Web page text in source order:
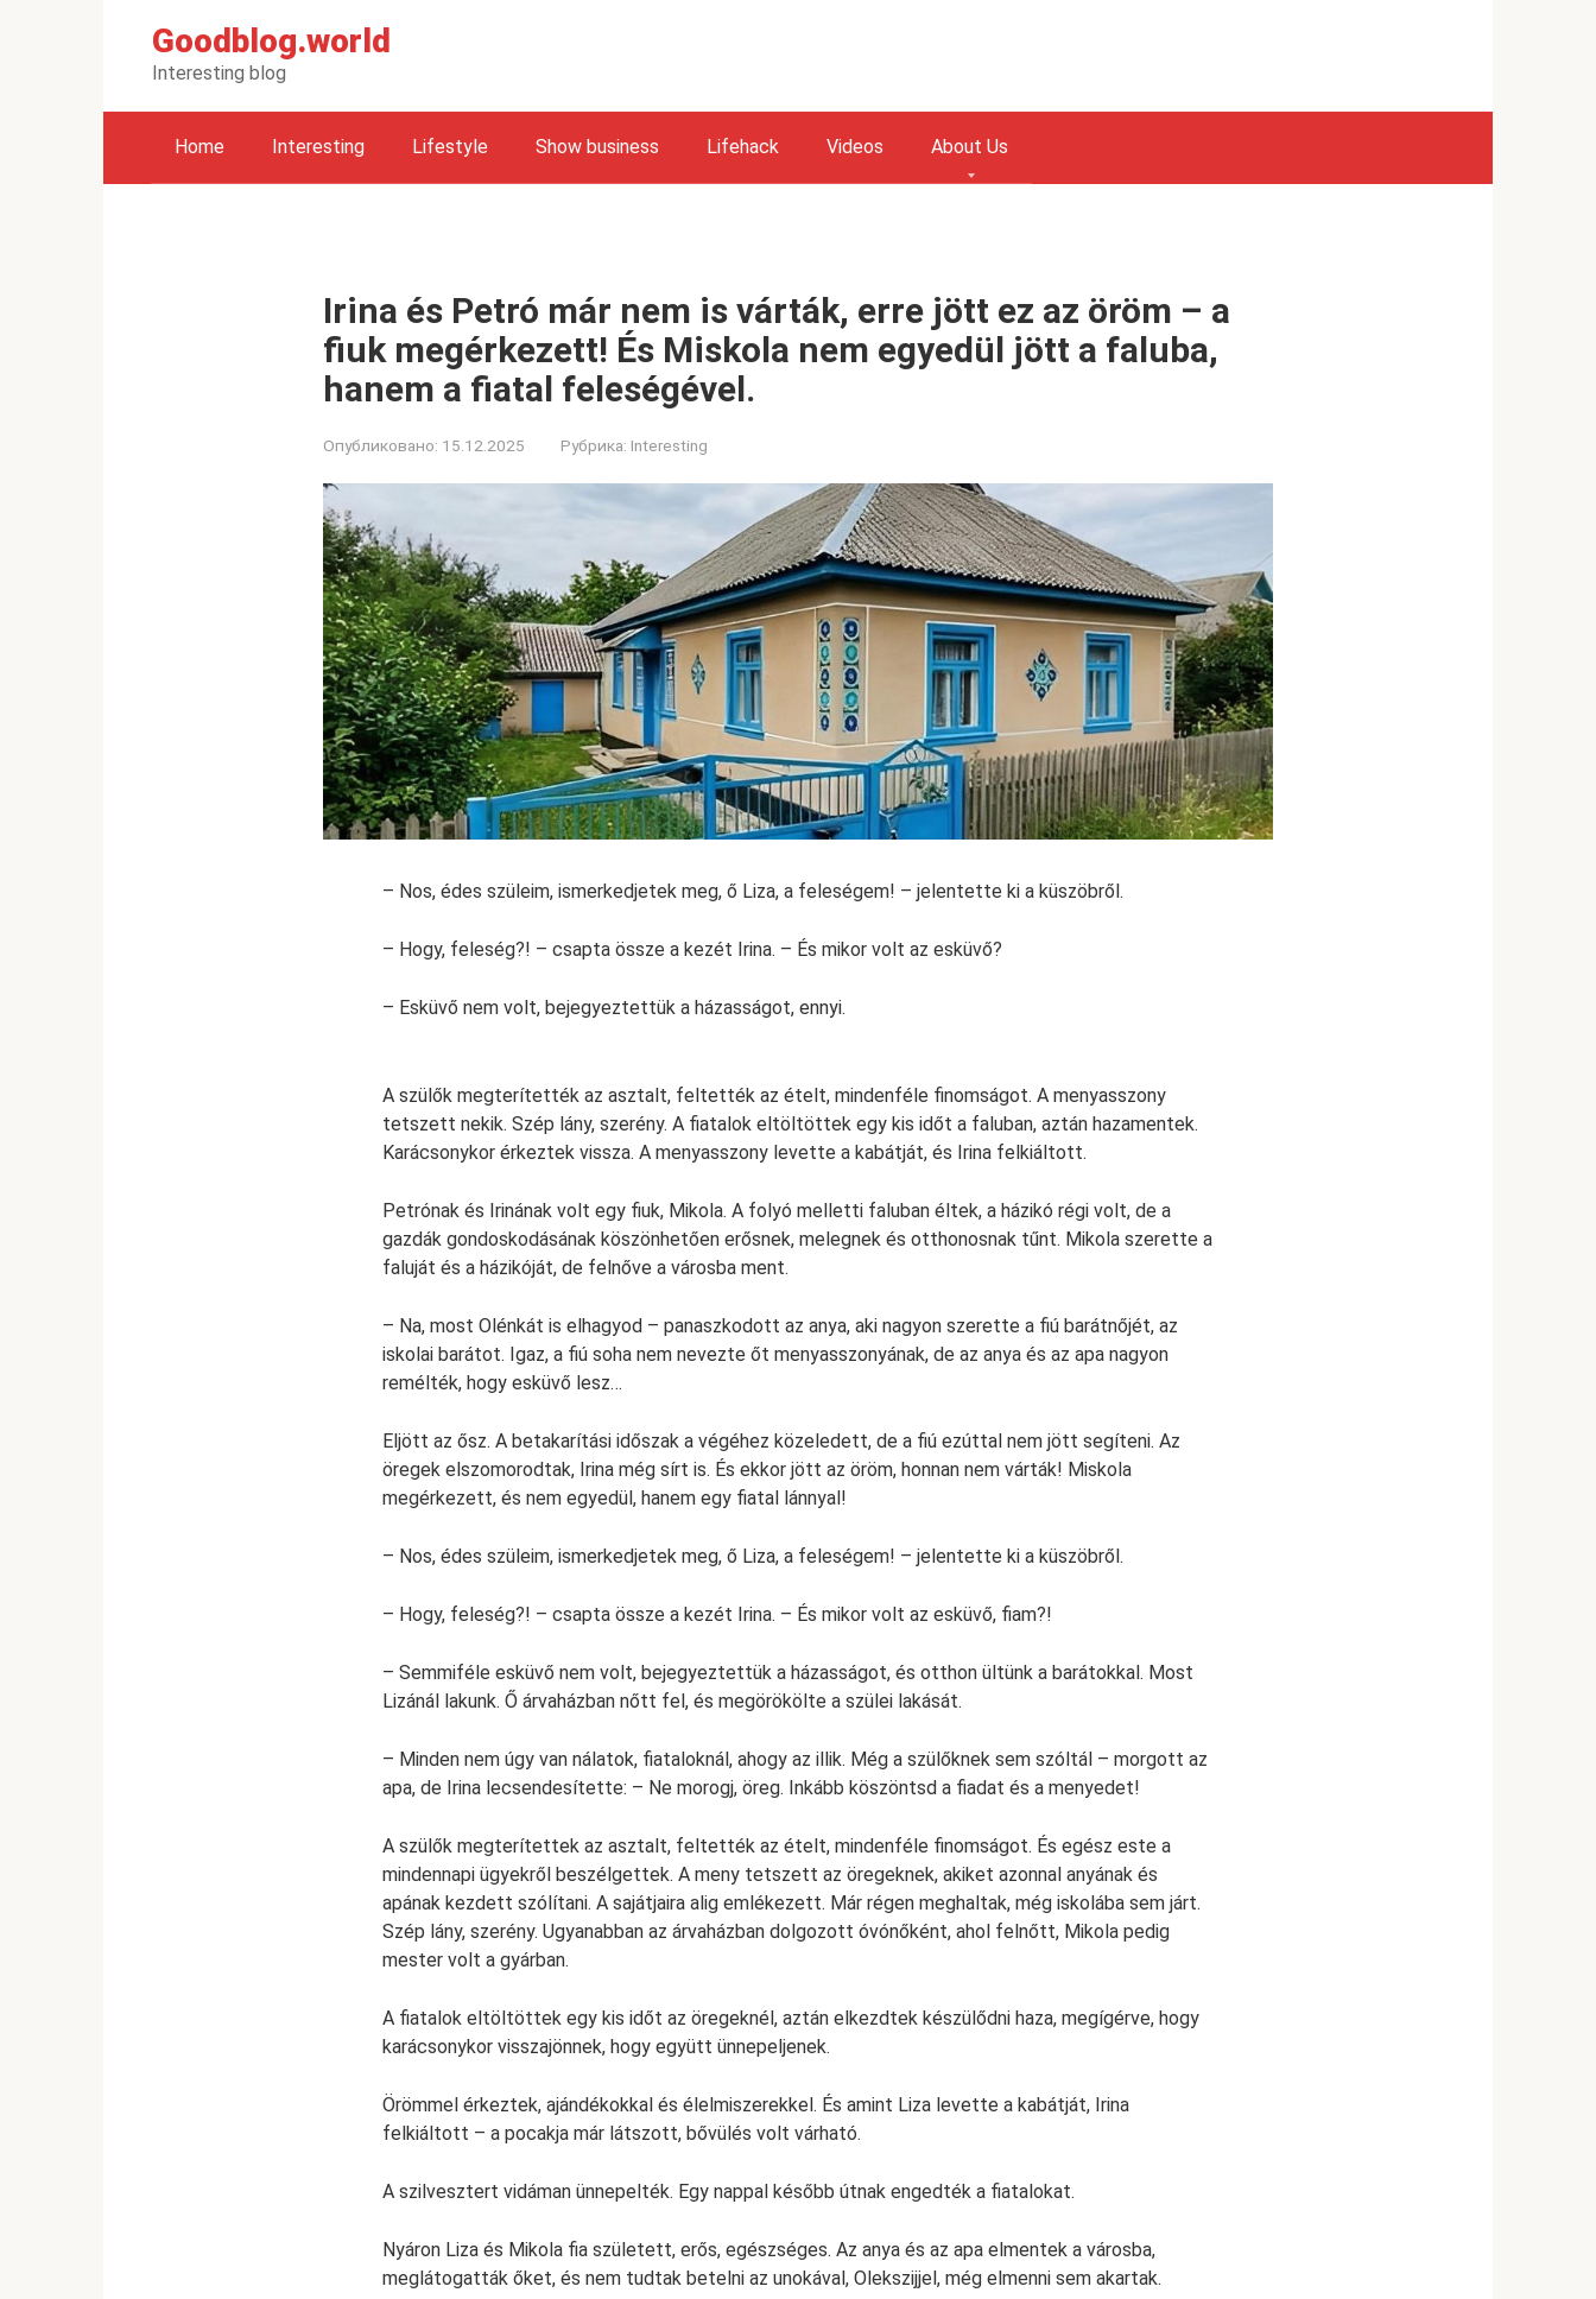
Goodblog.world
Interesting blog
Home Interesting Lifestyle Show business Lifehack Videos About Us
Irina és Petró már nem is várták, erre jött ez az öröm – a
fiuk megérkezett! És Miskola nem egyedül jött a faluba,
hanem a fiatal feleségével.
Опубликовано: 15.12.2025 Рубрика: Interesting
– Nos, édes szüleim, ismerkedjetek meg, ő Liza, a feleségem! – jelentette ki a küszöbről.
– Hogy, feleség?! – csapta össze a kezét Irina. – És mikor volt az esküvő?
– Esküvő nem volt, bejegyeztettük a házasságot, ennyi.
A szülők megterítették az asztalt, feltették az ételt, mindenféle finomságot. A menyasszony
tetszett nekik. Szép lány, szerény. A fiatalok eltöltöttek egy kis időt a faluban, aztán hazamentek.
Karácsonykor érkeztek vissza. A menyasszony levette a kabátját, és Irina felkiáltott.
Petrónak és Irinának volt egy fiuk, Mikola. A folyó melletti faluban éltek, a házikó régi volt, de a
gazdák gondoskodásának köszönhetően erősnek, melegnek és otthonosnak tűnt. Mikola szerette a
faluját és a házikóját, de felnőve a városba ment.
– Na, most Olénkát is elhagyod – panaszkodott az anya, aki nagyon szerette a fiú barátnőjét, az
iskolai barátot. Igaz, a fiú soha nem nevezte őt menyasszonyának, de az anya és az apa nagyon
remélték, hogy esküvő lesz…
Eljött az ősz. A betakarítási időszak a végéhez közeledett, de a fiú ezúttal nem jött segíteni. Az
öregek elszomorodtak, Irina még sírt is. És ekkor jött az öröm, honnan nem várták! Miskola
megérkezett, és nem egyedül, hanem egy fiatal lánnyal!
– Nos, édes szüleim, ismerkedjetek meg, ő Liza, a feleségem! – jelentette ki a küszöbről.
– Hogy, feleség?! – csapta össze a kezét Irina. – És mikor volt az esküvő, fiam?!
– Semmiféle esküvő nem volt, bejegyeztettük a házasságot, és otthon ültünk a barátokkal. Most
Lizánál lakunk. Ő árvaházban nőtt fel, és megörökölte a szülei lakását.
– Minden nem úgy van nálatok, fiataloknál, ahogy az illik. Még a szülőknek sem szóltál – morgott az
apa, de Irina lecsendesítette: – Ne morogj, öreg. Inkább köszöntsd a fiadat és a menyedet!
A szülők megterítettek az asztalt, feltették az ételt, mindenféle finomságot. És egész este a
mindennapi ügyekről beszélgettek. A meny tetszett az öregeknek, akiket azonnal anyának és
apának kezdett szólítani. A sajátjaira alig emlékezett. Már régen meghaltak, még iskolába sem járt.
Szép lány, szerény. Ugyanabban az árvaházban dolgozott óvónőként, ahol felnőtt, Mikola pedig
mester volt a gyárban.
A fiatalok eltöltöttek egy kis időt az öregeknél, aztán elkezdtek készülődni haza, megígérve, hogy
karácsonykor visszajönnek, hogy együtt ünnepeljenek.
Örömmel érkeztek, ajándékokkal és élelmiszerekkel. És amint Liza levette a kabátját, Irina
felkiáltott – a pocakja már látszott, bővülés volt várható.
A szilvesztert vidáman ünnepelték. Egy nappal később útnak engedték a fiatalokat.
Nyáron Liza és Mikola fia született, erős, egészséges. Az anya és az apa elmentek a városba,
meglátogatták őket, és nem tudtak betelni az unokával, Olekszijjel, még elmenni sem akartak.